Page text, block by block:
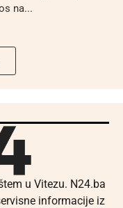
na...
u Vitezu. N24.ba
informacije iz